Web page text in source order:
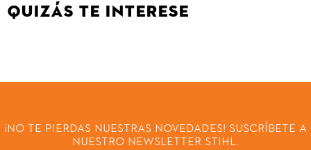
QUIZÁS TE INTERESE
¡NO TE PIERDAS NUESTRAS NOVEDADES! SUSCRÍBETE A
NUESTRO NEWSLETTER STIHL.